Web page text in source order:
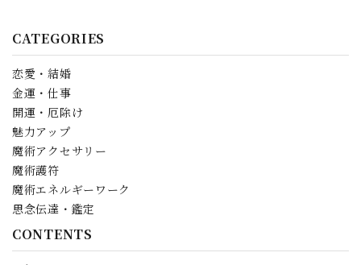
CATEGORIES
恋愛・結婚
金運・仕事
開運・厄除け
魅力アップ
魔術アクセサリー
魔術護符
魔術エネルギーワーク
思念伝達・鑑定
CONTENTS